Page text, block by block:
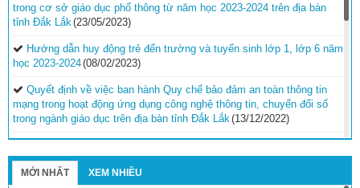
trong cơ sở giáo dục phổ thông từ năm học 2023-2024 trên địa bàn
tỉnh Đắk Lắk (23/05/2023)
Hướng dẫn huy động trẻ đến trường và tuyển sinh lớp 1, lớp 6 năm
học 2023-2024(08/02/2023)
Quyết định về việc ban hành Quy chế bảo đảm an toàn thông tin
mạng trong hoạt động ứng dụng công nghệ thông tin, chuyển đổi số
trong ngành giáo dục trên địa bàn tỉnh Đắk Lắk (13/12/2022)
2023(30/11/2022)
MỚI NHẤT XEM NHIỀU